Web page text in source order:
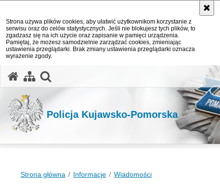
Strona używa plików cookies, aby ułatwić użytkownikom korzystanie z
serwisu oraz do celów statystycznych. Jeśli nie blokujesz tych plików, to
zgadzasz się na ich użycie oraz zapisanie w pamięci urządzenia.
Pamiętaj, że możesz samodzielnie zarządzać cookies, zmieniając
ustawienia przeglądarki. Brak zmiany ustawienia przeglądarki oznacza
wyrażenie zgody.
Policja Kujawsko-Pomorska
Strona główna Informacje Wiadomości